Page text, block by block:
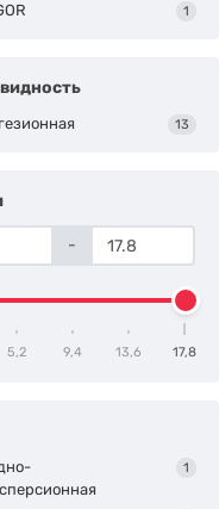
1
13
-
5,2 9,4 13,6 17,8
1